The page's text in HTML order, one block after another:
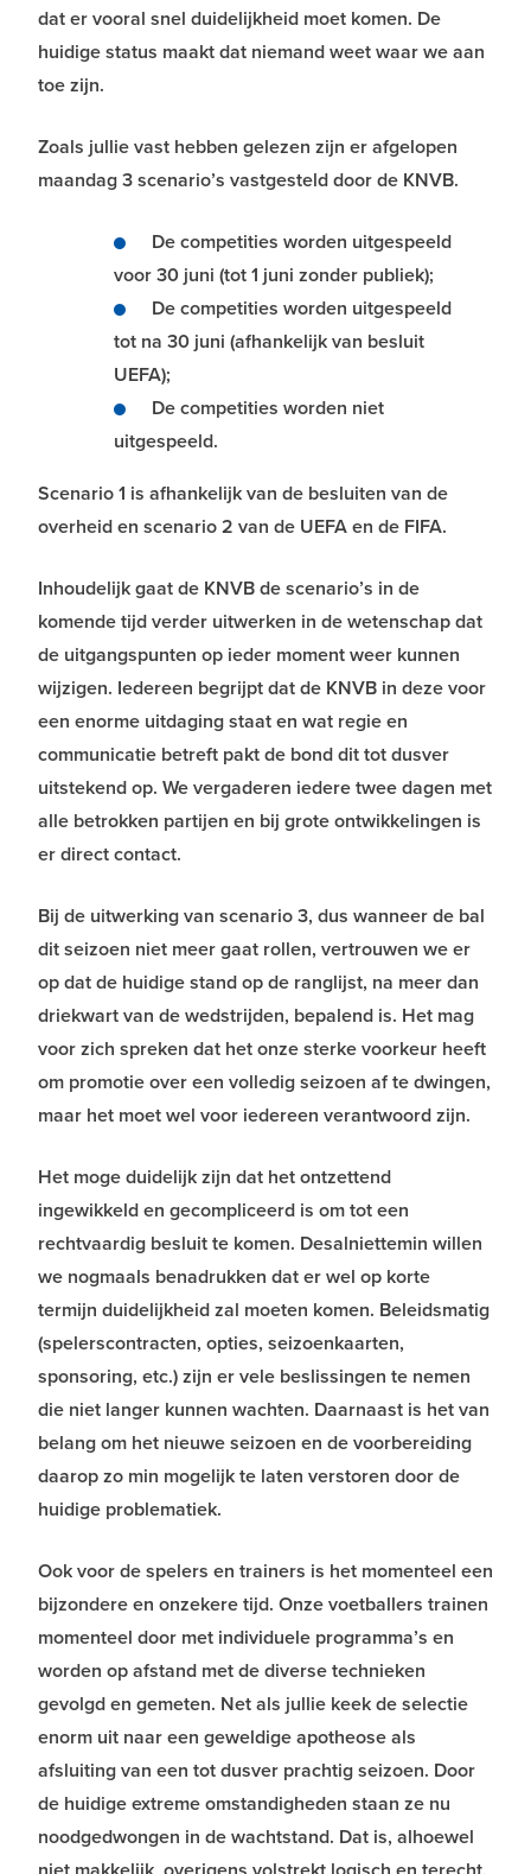
dat er vooral snel duidelijkheid moet komen. De
huidige status maakt dat niemand weet waar we aan
toe zijn.
Zoals jullie vast hebben gelezen zijn er afgelopen
maandag 3 scenario’s vastgesteld door de KNVB.
De competities worden uitgespeeld
voor 30 juni (tot 1 juni zonder publiek);
De competities worden uitgespeeld
tot na 30 juni (afhankelijk van besluit
UEFA);
De competities worden niet
uitgespeeld.
Scenario 1 is afhankelijk van de besluiten van de
overheid en scenario 2 van de UEFA en de FIFA.
Inhoudelijk gaat de KNVB de scenario’s in de
komende tijd verder uitwerken in de wetenschap dat
de uitgangspunten op ieder moment weer kunnen
wijzigen. Iedereen begrijpt dat de KNVB in deze voor
een enorme uitdaging staat en wat regie en
communicatie betreft pakt de bond dit tot dusver
uitstekend op. We vergaderen iedere twee dagen met
alle betrokken partijen en bij grote ontwikkelingen is
er direct contact.
Bij de uitwerking van scenario 3, dus wanneer de bal
dit seizoen niet meer gaat rollen, vertrouwen we er
op dat de huidige stand op de ranglijst, na meer dan
driekwart van de wedstrijden, bepalend is. Het mag
voor zich spreken dat het onze sterke voorkeur heeft
om promotie over een volledig seizoen af te dwingen,
maar het moet wel voor iedereen verantwoord zijn.
Het moge duidelijk zijn dat het ontzettend
ingewikkeld en gecompliceerd is om tot een
rechtvaardig besluit te komen. Desalniettemin willen
we nogmaals benadrukken dat er wel op korte
termijn duidelijkheid zal moeten komen. Beleidsmatig
(spelerscontracten, opties, seizoenkaarten,
sponsoring, etc.) zijn er vele beslissingen te nemen
die niet langer kunnen wachten. Daarnaast is het van
belang om het nieuwe seizoen en de voorbereiding
daarop zo min mogelijk te laten verstoren door de
huidige problematiek.
Ook voor de spelers en trainers is het momenteel een
bijzondere en onzekere tijd. Onze voetballers trainen
momenteel door met individuele programma’s en
worden op afstand met de diverse technieken
gevolgd en gemeten. Net als jullie keek de selectie
enorm uit naar een geweldige apotheose als
afsluiting van een tot dusver prachtig seizoen. Door
de huidige extreme omstandigheden staan ze nu
noodgedwongen in de wachtstand. Dat is, alhoewel